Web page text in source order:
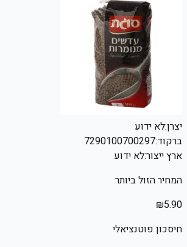
יצרן:לא ידוע
ברקוד:7290100700297
ארץ ייצור:לא ידוע
המחיר הזול ביותר
₪5.90
חיסכון פוטנציאלי